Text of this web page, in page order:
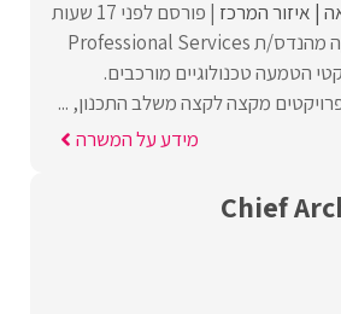
איזור המרכז פורסם לפני 17 שעות
לארגון ביטחוני דרוש/ה מהנדס/ת Professional Services
הטמעה טכנולוגיים מורכבים.
מקצה לקצה משלב התכנון, ...
מידע על המשרה
Chief